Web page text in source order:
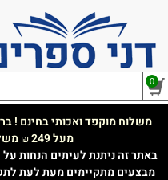
0
משלוח מוקפד ואכותי בחינם !
מעל 249
₪
באתר זה ניתנת לעיתים הנחות
מבצעים מתקיימים מעת לעת